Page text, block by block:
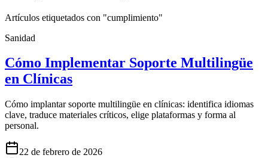
Artículos etiquetados con "cumplimiento"
Sanidad
Cómo Implementar Soporte Multilingüe
en Clínicas
Cómo implantar soporte multilingüe en clínicas: identifica idiomas
clave, traduce materiales críticos, elige plataformas y forma al
personal.
22 de febrero de 2026